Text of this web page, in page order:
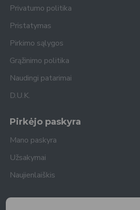
Privatumo politika
Pristatymas
Pirkimo sąlygos
Grąžinimo politika
Naudingi patarimai
D.U.K.
Pirkėjo paskyra
Mano paskyra
Užsakymai
Naujienlaiškis
Naujienlaiškis